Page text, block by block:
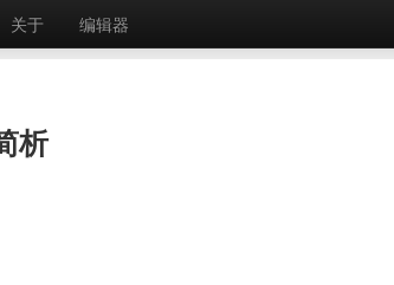
关于 编辑器
析